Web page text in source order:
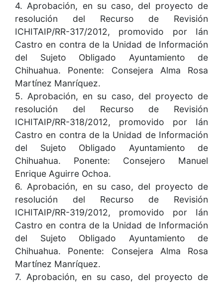
4. Aprobación, en su caso, del proyecto de
resolución del Recurso de Revisión
ICHITAIP/RR-317/2012, promovido por Ián
Castro en contra de la Unidad de Información
del Sujeto Obligado Ayuntamiento de
Chihuahua. Ponente: Consejera Alma Rosa
Martínez Manríquez.
5. Aprobación, en su caso, del proyecto de
resolución del Recurso de Revisión
ICHITAIP/RR-318/2012, promovido por Ián
Castro en contra de la Unidad de Información
del Sujeto Obligado Ayuntamiento de
Chihuahua. Ponente: Consejero Manuel
Enrique Aguirre Ochoa.
6. Aprobación, en su caso, del proyecto de
resolución del Recurso de Revisión
ICHITAIP/RR-319/2012, promovido por Ián
Castro en contra de la Unidad de Información
del Sujeto Obligado Ayuntamiento de
Chihuahua. Ponente: Consejera Alma Rosa
Martínez Manríquez.
7. Aprobación, en su caso, del proyecto de